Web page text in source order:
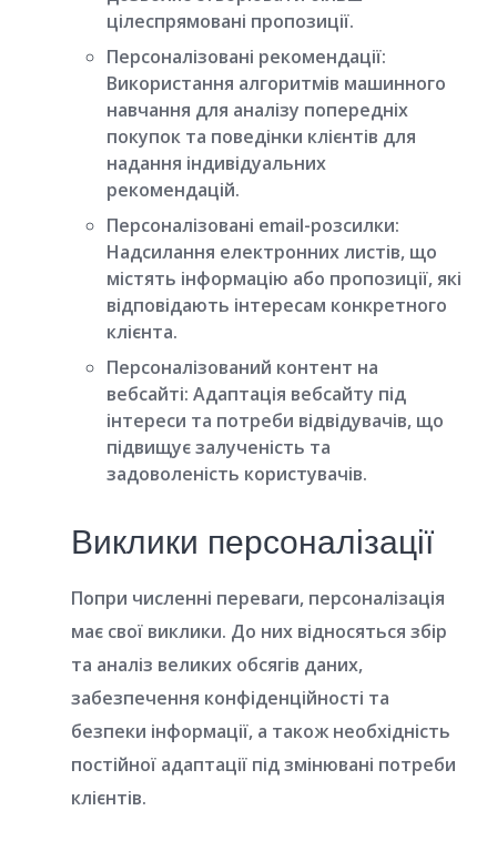
цілеспрямовані пропозиції.
Персоналізовані рекомендації:
Використання алгоритмів машинного
навчання для аналізу попередніх
покупок та поведінки клієнтів для
надання індивідуальних
рекомендацій.
Персоналізовані email-розсилки:
Надсилання електронних листів, що
містять інформацію або пропозиції, які
відповідають інтересам конкретного
клієнта.
Персоналізований контент на
вебсайті: Адаптація вебсайту під
інтереси та потреби відвідувачів, що
підвищує залученість та
задоволеність користувачів.
Виклики персоналізації
Попри численні переваги, персоналізація
має свої виклики. До них відносяться збір
та аналіз великих обсягів даних,
забезпечення конфіденційності та
безпеки інформації, а також необхідність
постійної адаптації під змінювані потреби
клієнтів.